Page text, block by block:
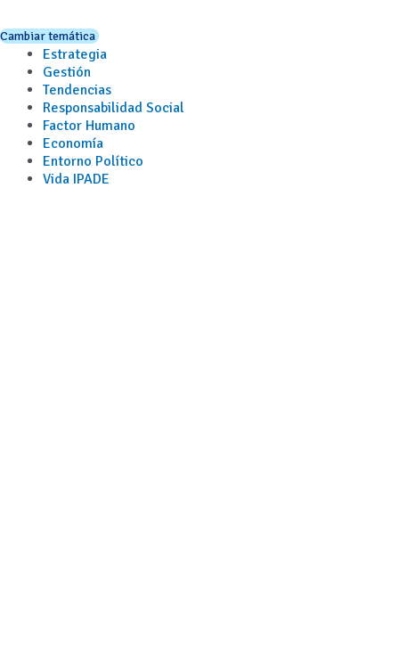
Cambiar temática
Estrategia
Gestión
Tendencias
Responsabilidad Social
Factor Humano
Economía
Entorno Político
Vida IPADE